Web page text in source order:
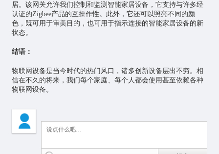
居。该网关允许我们控制和监测智能家居设备，它支持与许多经
认证的Zigbee产品的互操作性。此外，它还可以照亮不同的颜
色，既可用于审美目的，也可用于指示连接的智能家居设备的新
状态。
结语：
物联网设备是当今时代的热门风口，诸多创新设备层出不穷。相
信在不久的将来，我们每个家庭、每个人都会使用甚至依赖各种
物联网设备。